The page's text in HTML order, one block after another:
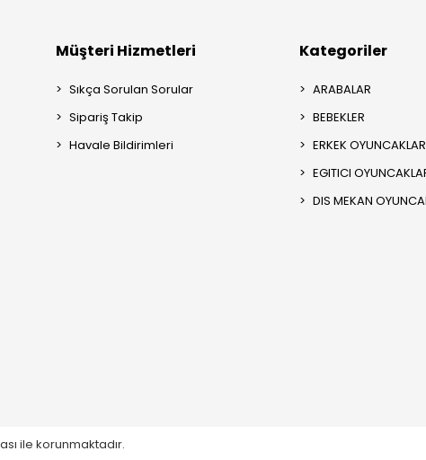
Müşteri Hizmetleri
Sıkça Sorulan Sorular
Sipariş Takip
Havale Bildirimleri
Kategoriler
ARABALAR
BEBEKLER
ERKEK OYUNCAKLAR
EGITICI
DIS MEKAN
ile korunmaktadır.